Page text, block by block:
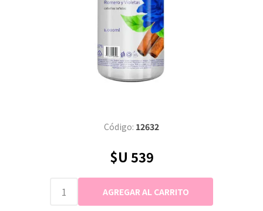
Código: 12632
$U 539